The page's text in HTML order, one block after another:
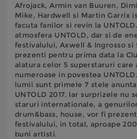
Afrojack, Armin van Buuren,
Mike, Hardwell si Martin Garrix
facuta fanilor si revin la
atmosfera UNTOLD, dar si de
festivalului, Axwell & Ingrosso si
prezenti pentru prima data la
alatura celor 5 superstaruri care
numeroase in povestea
lumii sunt primele 7 stele
UNTOLD 2017. Iar surprizele nu
staruri internationale, a
drum&bass, house, vor fi
festivalului, in total, aproape
buni artisti.